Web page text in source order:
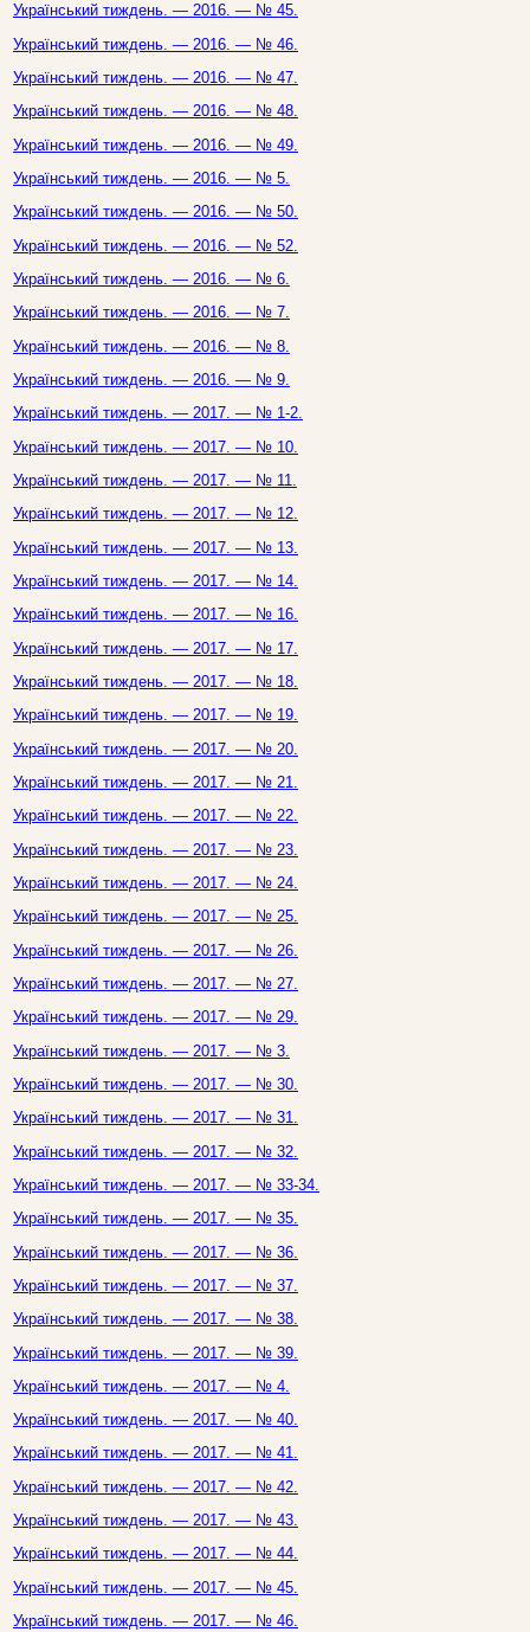
Український тиждень. — 2016. — № 45.
Український тиждень. — 2016. — № 46.
Український тиждень. — 2016. — № 47.
Український тиждень. — 2016. — № 48.
Український тиждень. — 2016. — № 49.
Український тиждень. — 2016. — № 5.
Український тиждень. — 2016. — № 50.
Український тиждень. — 2016. — № 52.
Український тиждень. — 2016. — № 6.
Український тиждень. — 2016. — № 7.
Український тиждень. — 2016. — № 8.
Український тиждень. — 2016. — № 9.
Український тиждень. — 2017. — № 1-2.
Український тиждень. — 2017. — № 10.
Український тиждень. — 2017. — № 11.
Український тиждень. — 2017. — № 12.
Український тиждень. — 2017. — № 13.
Український тиждень. — 2017. — № 14.
Український тиждень. — 2017. — № 16.
Український тиждень. — 2017. — № 17.
Український тиждень. — 2017. — № 18.
Український тиждень. — 2017. — № 19.
Український тиждень. — 2017. — № 20.
Український тиждень. — 2017. — № 21.
Український тиждень. — 2017. — № 22.
Український тиждень. — 2017. — № 23.
Український тиждень. — 2017. — № 24.
Український тиждень. — 2017. — № 25.
Український тиждень. — 2017. — № 26.
Український тиждень. — 2017. — № 27.
Український тиждень. — 2017. — № 29.
Український тиждень. — 2017. — № 3.
Український тиждень. — 2017. — № 30.
Український тиждень. — 2017. — № 31.
Український тиждень. — 2017. — № 32.
Український тиждень. — 2017. — № 33-34.
Український тиждень. — 2017. — № 35.
Український тиждень. — 2017. — № 36.
Український тиждень. — 2017. — № 37.
Український тиждень. — 2017. — № 38.
Український тиждень. — 2017. — № 39.
Український тиждень. — 2017. — № 4.
Український тиждень. — 2017. — № 40.
Український тиждень. — 2017. — № 41.
Український тиждень. — 2017. — № 42.
Український тиждень. — 2017. — № 43.
Український тиждень. — 2017. — № 44.
Український тиждень. — 2017. — № 45.
Український тиждень. — 2017. — № 46.